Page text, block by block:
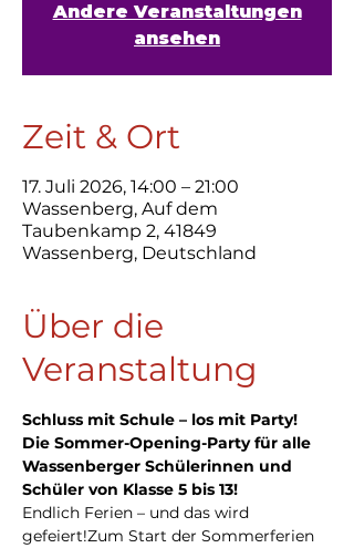
Andere Veranstaltungen
ansehen
Zeit & Ort
17. Juli 2026, 14:00 – 21:00
Wassenberg, Auf dem
Taubenkamp 2, 41849
Wassenberg, Deutschland
Über die
Veranstaltung
Schluss mit Schule – los mit Party!
Die Sommer-Opening-Party für alle
Wassenberger Schülerinnen und
Schüler von Klasse 5 bis 13!
Endlich Ferien – und das wird
gefeiert!Zum Start der Sommerferien